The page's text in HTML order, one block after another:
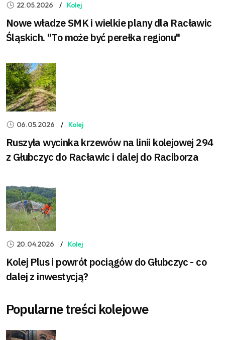
22.05.2026 Kolej
Nowe władze SMK i wielkie plany dla Racławic
Śląskich. "To może być perełka regionu"
06.05.2026 Kolej
Ruszyła wycinka krzewów na linii kolejowej 294
z Głubczyc do Racławic i dalej do Raciborza
20.04.2026 Kolej
Kolej Plus i powrót pociągów do Głubczyc - co
dalej z inwestycją?
Popularne treści kolejowe